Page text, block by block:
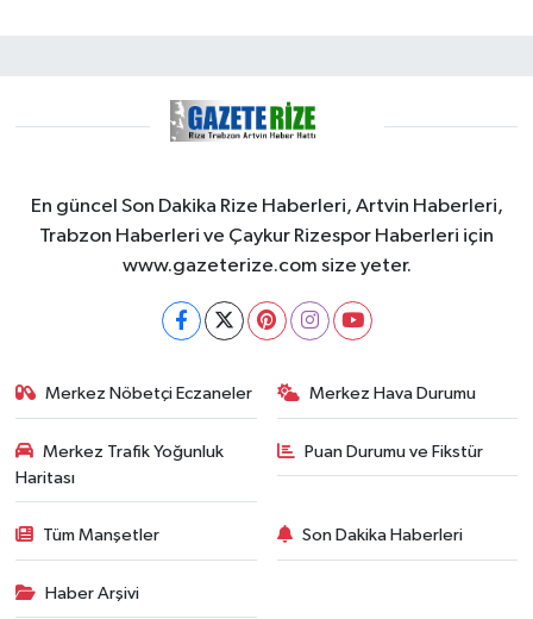
En güncel Son Dakika Rize Haberleri, Artvin Haberleri,
Trabzon Haberleri ve Çaykur Rizespor Haberleri için
www.gazeterize.com size yeter.
Merkez Nöbetçi Eczaneler Merkez Hava Durumu
Merkez Trafik Yoğunluk
Haritası
Puan Durumu ve Fikstür
Tüm Manşetler Son Dakika Haberleri
Haber Arşivi